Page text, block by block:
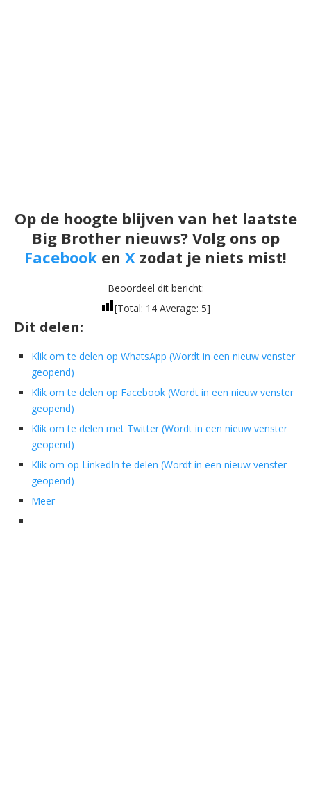
Op de hoogte blijven van het laatste
Big Brother nieuws? Volg ons op
Facebook en X zodat je niets mist!
Beoordeel dit bericht:
[Total: 14 Average: 5]
Dit delen:
Klik om te delen op WhatsApp (Wordt in een nieuw venster
geopend)
Klik om te delen op Facebook (Wordt in een nieuw venster
geopend)
Klik om te delen met Twitter (Wordt in een nieuw venster
geopend)
Klik om op LinkedIn te delen (Wordt in een nieuw venster
geopend)
Meer